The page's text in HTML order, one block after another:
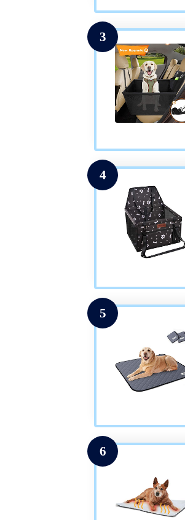
3
4
5
6